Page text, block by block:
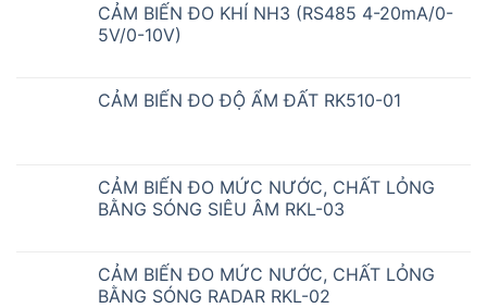
CẢM BIẾN ĐO KHÍ NH3 (RS485 4-20mA/0-
5V/0-10V)
CẢM BIẾN ĐO ĐỘ ẨM ĐẤT RK510-01
CẢM BIẾN ĐO MỨC NƯỚC, CHẤT LỎNG
BẰNG SÓNG SIÊU ÂM RKL-03
CẢM BIẾN ĐO MỨC NƯỚC, CHẤT LỎNG
BẰNG SÓNG RADAR RKL-02